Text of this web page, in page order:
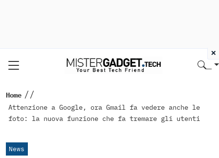
Home //
Attenzione a Google, ora Gmail fa vedere anche le
foto: la nuova funzione che fa tremare gli utenti
News
×